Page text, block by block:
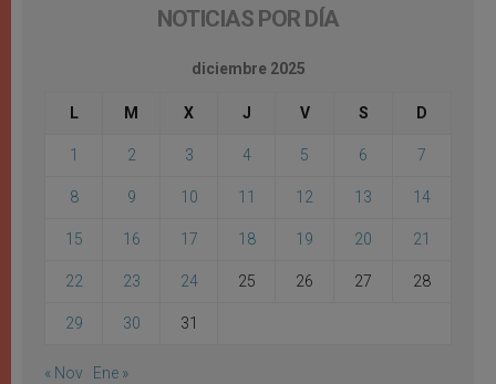
NOTICIAS POR DÍA
diciembre 2025
L M X J V S D
1 2 3 4 5 6 7
8 9 10 11 12 13 14
15 16 17 18 19 20 21
22 23 24 25 26 27 28
29 30 31
« Nov Ene »